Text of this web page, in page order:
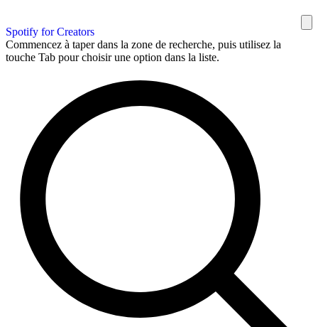
Spotify for Creators
Commencez à taper dans la zone de recherche, puis utilisez la
touche Tab pour choisir une option dans la liste.